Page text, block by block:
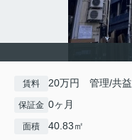
賃料 20万円 管理/共益
保証金 0ヶ月
面積 40.83㎡